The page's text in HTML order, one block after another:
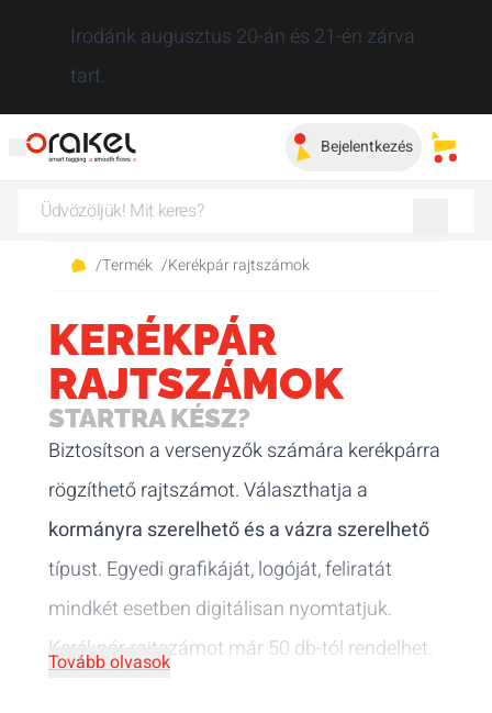
Irodánk augusztus 20-án és 21-én zárva
tart.
Bejelentkezés
/Termék /Kerékpár rajtszámok
KERÉKPÁR
RAJTSZÁMOK
STARTRA KÉSZ?
Biztosítson a versenyzők számára kerékpárra
rögzíthető rajtszámot. Választhatja a
kormányra szerelhető és a vázra szerelhető
típust. Egyedi grafikáját, logóját, feliratát
mindkét esetben digitálisan nyomtatjuk.
Kerékpár rajtszámot már 50 db-tól rendelhet.
Tovább olvasok